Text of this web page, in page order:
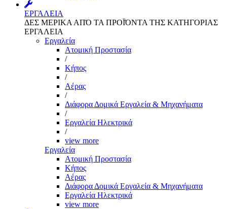
ΕΡΓΑΛΕΙΑ
ΔΕΣ ΜΕΡΙΚΑ ΑΠΌ ΤΑ ΠΡΟΪΌΝΤΑ ΤΗΣ ΚΑΤΗΓΟΡΙΑΣ
ΕΡΓΑΛΕΙΑ
Εργαλεία
Aτομική Προστασία
/
Kήπος
/
Αέρας
/
Διάφορα Δομικά Εργαλεία & Μηχανήματα
/
Εργαλεία Ηλεκτρικά
/
view more
Εργαλεία
Aτομική Προστασία
Kήπος
Αέρας
Διάφορα Δομικά Εργαλεία & Μηχανήματα
Εργαλεία Ηλεκτρικά
view more